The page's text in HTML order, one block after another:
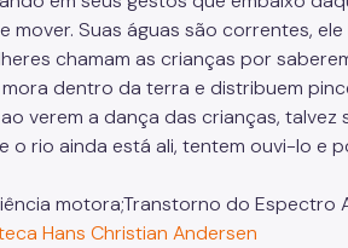
mover. Suas águas são correntes,
chamam as crianças por
dentro da terra e distribuem
verem a dança das crianças, talvez
o rio ainda está ali, tentem ouvi-lo e
motora;Transtorno do
Hans Christian Andersen